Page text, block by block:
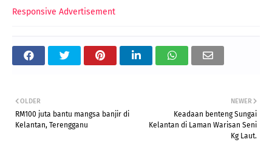
Responsive Advertisement
NEWER
Keadaan benteng Sungai
Kelantan di Laman Warisan Seni
Kg Laut.
OLDER
RM100 juta bantu mangsa banjir di
Kelantan, Terengganu